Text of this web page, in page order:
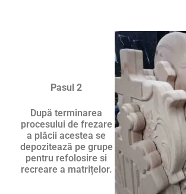
Pasul 2
După terminarea
procesului de frezare
a plăcii acestea se
depozitează pe grupe
pentru refolosire si
recreare a matrițelor.